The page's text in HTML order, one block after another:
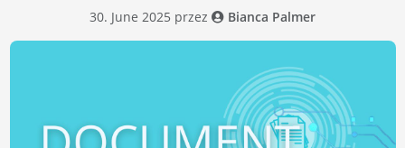
30. June 2025 przez Bianca Palmer